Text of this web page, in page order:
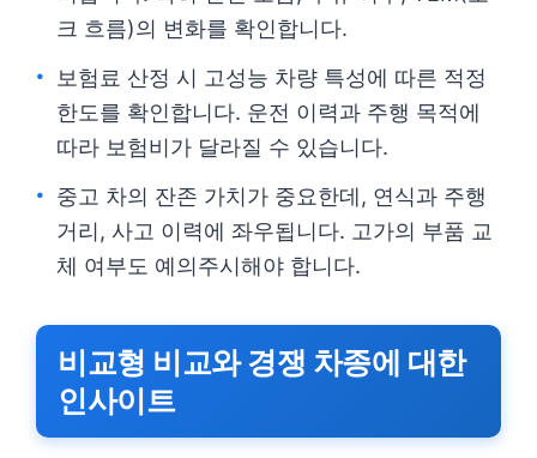
크 흐름)의 변화를 확인합니다.
보험료 산정 시 고성능 차량 특성에 따른 적정
한도를 확인합니다. 운전 이력과 주행 목적에
따라 보험비가 달라질 수 있습니다.
중고 차의 잔존 가치가 중요한데, 연식과 주행
거리, 사고 이력에 좌우됩니다. 고가의 부품 교
체 여부도 예의주시해야 합니다.
비교형 비교와 경쟁 차종에 대한
인사이트